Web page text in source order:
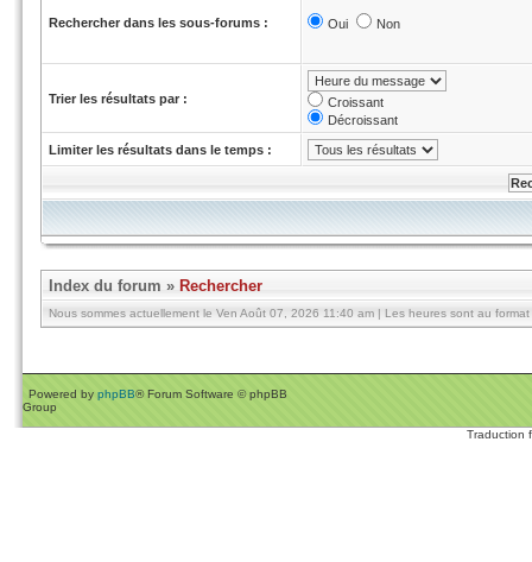
Rechercher dans les sous-forums : Oui Non
Trier les résultats par :
Croissant
Décroissant
Limiter les résultats dans le temps :
Index du forum » Rechercher
Nous sommes actuellement le Ven Août 07, 2026 11:40 am | Les heures sont au
Powered by phpBB® Forum Software © phpBB
Group
Traduction